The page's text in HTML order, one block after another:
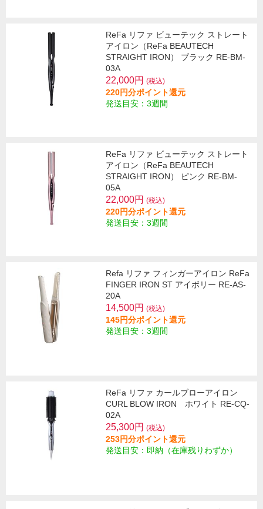
ReFa リファ ビューテック ストレート
アイロン（ReFa BEAUTECH
STRAIGHT IRON） ブラック RE-BM-
03A
22,000円 (税込)
220円分ポイント還元
発送目安：3週間
ReFa リファ ビューテック ストレート
アイロン（ReFa BEAUTECH
STRAIGHT IRON） ピンク RE-BM-
05A
22,000円 (税込)
220円分ポイント還元
発送目安：3週間
Refa リファ フィンガーアイロン ReFa
FINGER IRON ST アイボリー RE-AS-
20A
14,500円 (税込)
145円分ポイント還元
発送目安：3週間
ReFa リファ カールブローアイロン
CURL BLOW IRON ホワイト RE-CQ-
02A
25,300円 (税込)
253円分ポイント還元
発送目安：即納（在庫残りわずか）